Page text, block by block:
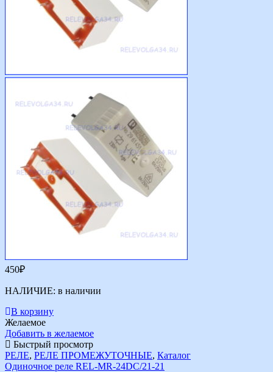
450₽
НАЛИЧИЕ: в наличии
В корзину
Желаемое
Добавить в желаемое
Быстрый просмотр
РЕЛЕ, РЕЛЕ ПРОМЕЖУТОЧНЫЕ, Каталог
Одиночное реле RЕL-MR-24DC/21-21